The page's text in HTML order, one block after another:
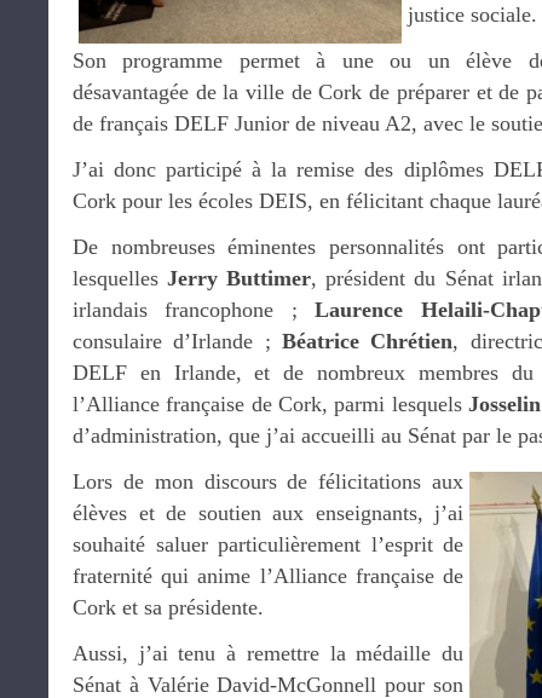
justice sociale.
Son programme permet à une ou un élève
désavantagée de la ville de Cork de préparer et de
de français DELF Junior de niveau A2, avec le
J’ai donc participé à la remise des diplômes
Cork pour les écoles DEIS, en félicitant chaque
De nombreuses éminentes personnalités ont
lesquellesJerry Buttimer, président du Sénat
irlandais francophone ;Laurence Helaili-
consulaire d’Irlande ; Béatrice Chrétien,
DELF en Irlande, et de nombreux membres du
l’Alliance française de Cork, parmi lesquels
d’administration, que j’ai accueilli au Sénat par le
Lors de mon discours de félicitations aux
élèves et de soutien aux enseignants, j’ai
souhaité saluer particulièrement l’esprit de
fraternité qui anime l’Alliance française de
Cork et sa présidente.
Aussi, j’ai tenu à remettre la médaille du
Sénat à Valérie David-McGonnell pour son